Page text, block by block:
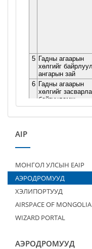
AIP
МОНГОЛ УЛСЫН EAIP
АЭРОДРОМУУД
ХЭЛИПОРТУУД
AIRSPACE OF MONGOLIA
WIZARD PORTAL
АЭРОДРОМУУД